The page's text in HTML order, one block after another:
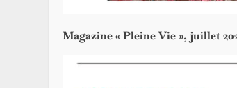
Magazine « Pleine Vie », juillet